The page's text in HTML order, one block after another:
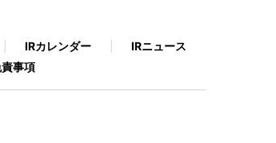
IRカレンダー
IRニュース
事項